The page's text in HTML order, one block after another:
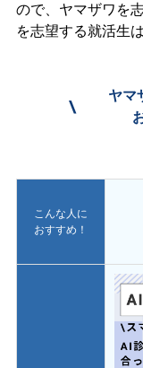
ので、ヤマザワを
を志望する就活生
\
ヤマ
こんな人に
おすすめ！